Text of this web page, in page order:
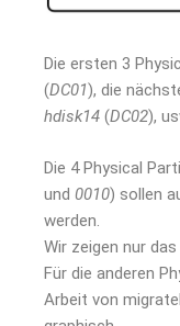
Die ersten 3
(DC01), die
hdisk14 (DC02),
Die 4 Physical
und 0010) sollen
werden.
Wir zeigen nur
Für die anderen
Arbeit von